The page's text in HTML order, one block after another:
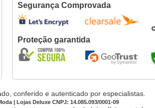
Segurança Comprovada
Proteção garantida
conferido e autenticado por especialistas.
| Lojas Deluxe CNPJ: 14.085.093/0001-09